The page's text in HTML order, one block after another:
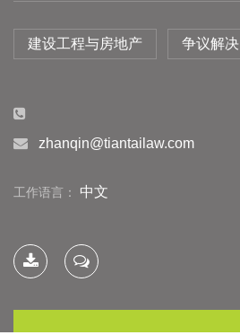
建设工程与房地产 争议解决
zhanqin@tiantailaw.com
工作语言： 中文